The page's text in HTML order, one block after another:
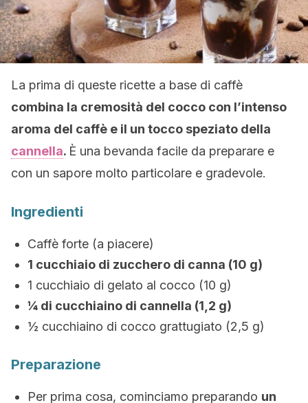
La prima di queste ricette a base di caffè
combina la cremosità del cocco con l’intenso
aroma del caffè e il un tocco speziato della
cannella. È una bevanda facile da preparare e
con un sapore molto particolare e gradevole.
Ingredienti
Caffè forte (a piacere)
1 cucchiaio di zucchero di canna (10 g)
1 cucchiaio di gelato al cocco (10 g)
¼ di cucchiaino di cannella (1,2 g)
½ cucchiaino di cocco grattugiato (2,5 g)
Preparazione
Per prima cosa, cominciamo preparando un